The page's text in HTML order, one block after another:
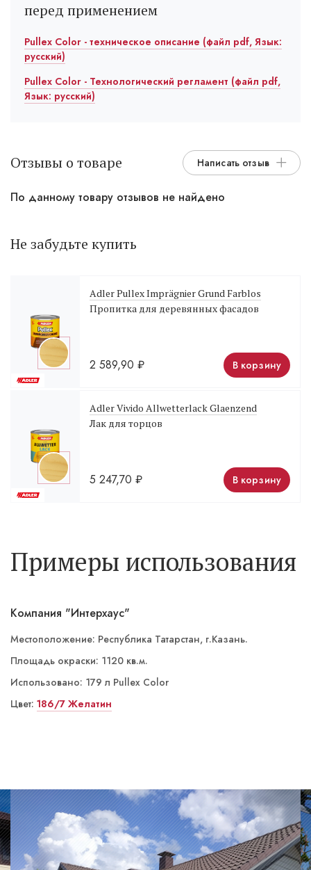
перед применением
Pullex Color - техническое описание (файл pdf, Язык:
русский)
Pullex Color - Технологический регламент (файл pdf,
Язык: русский)
Отзывы о товаре Написать отзыв
По данному товару отзывов не найдено
Не забудьте купить
Adler Pullex Imprägnier Grund Farblos
Пропитка для деревянных фасадов
2 589,90 ₽ В корзину
Adler Vivido Allwetterlack Glaenzend
Лак для торцов
5 247,70 ₽ В корзину
Примеры использования
RAL 1015
Компания "Интерхаус"
Местоположение: Республика Татарстан, г.Казань.
Площадь окраски: 1120 кв.м.
Использовано: 179 л Pullex Color
Цвет: 186/7 Желатин
NCS S 3000-N и RAL 7016